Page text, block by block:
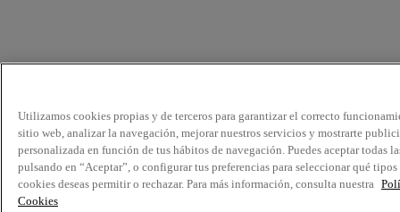
Utilizamos cookies propias y de terceros para garantizar el correcto
sitio web, analizar la navegación, mejorar nuestros servicios y mostrarte
personalizada en función de tus hábitos de navegación. Puedes aceptar todas
pulsando en “Aceptar”, o configurar tus preferencias para seleccionar qué tipos
cookies deseas permitir o rechazar. Para más información, consulta nuestra
Cookies